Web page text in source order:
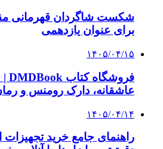
4 هفته پیش
از کجا تجهیزات ترافیکی
انتخاب بهترین فروشنده
۱۴۰۵/۰۴/۱۸
راه اندازی مرغداری؛ محاسبه
طرح توجیهی
۱۴۰۵/۰۴/۱۵